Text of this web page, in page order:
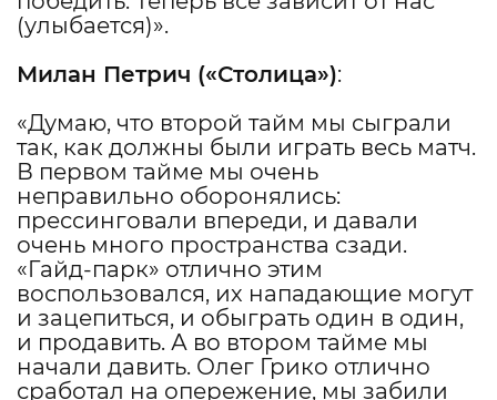
(улыбается)».
Милан Петрич («Столица»):
«Думаю, что второй тайм мы сыграли
так, как должны были играть весь матч.
В первом тайме мы очень
неправильно оборонялись:
прессинговали впереди, и давали
очень много пространства сзади.
«Гайд-парк» отлично этим
воспользовался, их нападающие могут
и зацепиться, и обыграть один в один,
и продавить. А во втором тайме мы
начали давить. Олег Грико отлично
сработал на опережение, мы забили